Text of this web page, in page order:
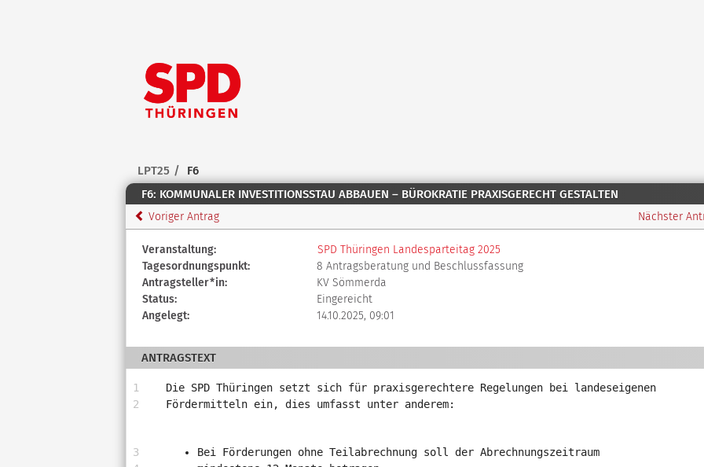
Startseite
LPT25
F6
F6: KOMMUNALER INVESTITIONSSTAU ABBAUEN – BÜROKRATIE PRAXISGERECHT GESTALTEN
Voriger Antrag Nächster
Diese
Tabelle
beschreibt
den
Status,
Antragstellerin
und
verschiedene
Rahmendaten
Veranstaltung:
SPD Thüringen Landesparteitag 2025
Tagesordnungspunkt:
8 Antragsberatung und Beschlussfassung
Antragsteller*in:
KV Sömmerda
Status:
Eingereicht
Angelegt:
14.10.2025, 09:01
ANTRAGSTEXT
Die SPD Thüringen setzt sich für praxisgerechtere Regelungen bei landeseigenen
Fördermitteln ein, dies umfasst unter anderem:
Bei Förderungen ohne Teilabrechnung soll der Abrechnungszeitraum